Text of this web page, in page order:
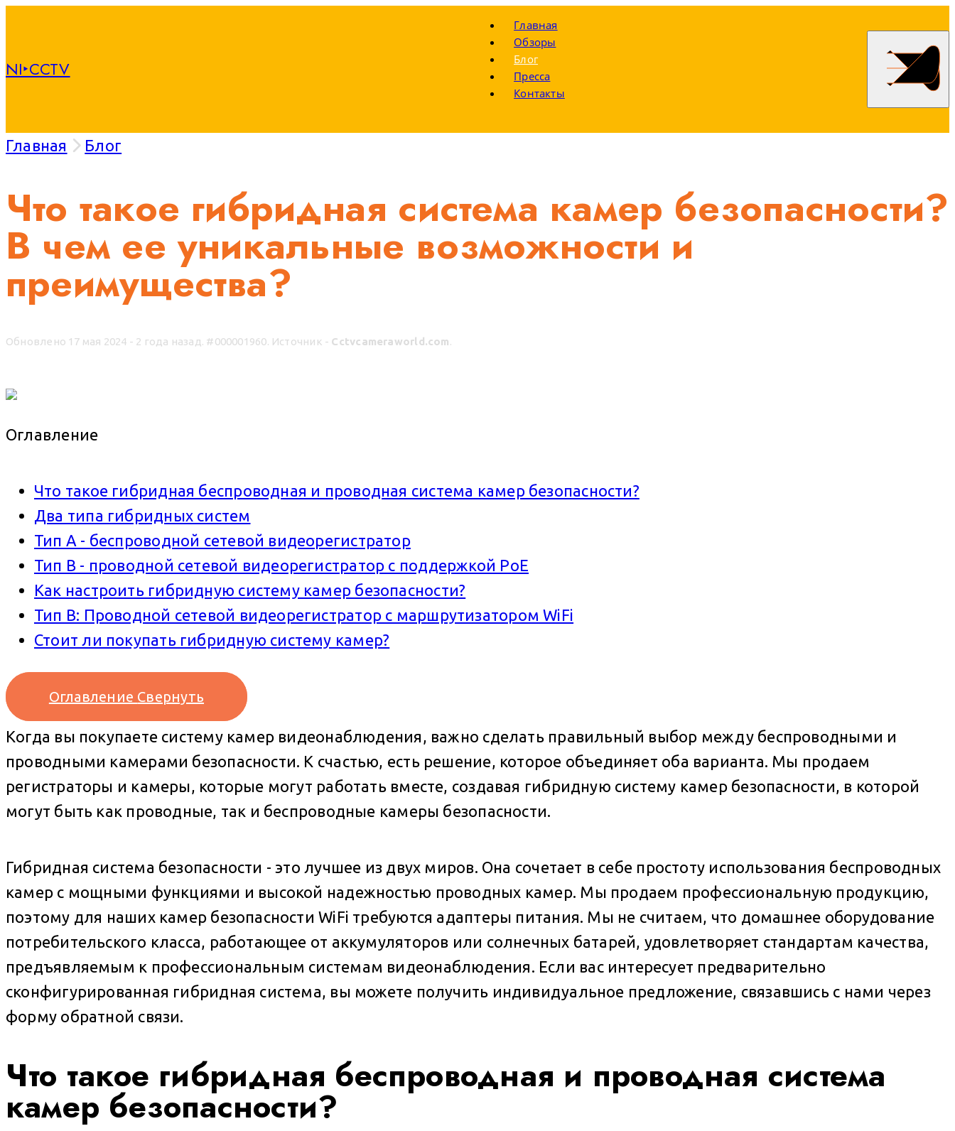
NI‣CCTV
Главная
Обзоры
Блог
Пресса
Контакты
Главная Блог
Что такое гибридная система камер безопасности?
В чем ее уникальные возможности и
преимущества?
Обновлено 17 мая 2024 - 2 года назад. #000001960. Источник - Cctvcameraworld.com.
Оглавление
Что такое гибридная беспроводная и проводная система камер безопасности?
Два типа гибридных систем
Тип A - беспроводной сетевой видеорегистратор
Тип B - проводной сетевой видеорегистратор с поддержкой PoE
Как настроить гибридную систему камер безопасности?
Тип B: Проводной сетевой видеорегистратор с маршрутизатором WiFi
Стоит ли покупать гибридную систему камер?
Оглавление Свернуть
Когда вы покупаете систему камер видеонаблюдения, важно сделать правильный выбор между беспроводными и
проводными камерами безопасности. К счастью, есть решение, которое объединяет оба варианта. Мы продаем
регистраторы и камеры, которые могут работать вместе, создавая гибридную систему камер безопасности, в которой
могут быть как проводные, так и беспроводные камеры безопасности.
Гибридная система безопасности - это лучшее из двух миров. Она сочетает в себе простоту использования беспроводных
камер с мощными функциями и высокой надежностью проводных камер. Мы продаем профессиональную продукцию,
поэтому для наших камер безопасности WiFi требуются адаптеры питания. Мы не считаем, что домашнее оборудование
потребительского класса, работающее от аккумуляторов или солнечных батарей, удовлетворяет стандартам качества,
предъявляемым к профессиональным системам видеонаблюдения. Если вас интересует предварительно
сконфигурированная гибридная система, вы можете получить индивидуальное предложение, связавшись с нами через
форму обратной связи.
Что такое гибридная беспроводная и проводная система
камер безопасности?